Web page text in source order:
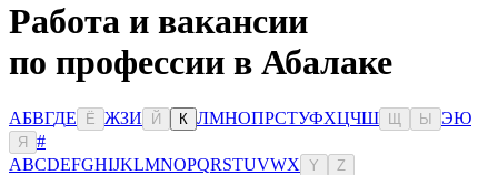
Работа и вакансии
по профессии в Абалаке
АБВГДЕ Ё ЖЗИ Й К ЛМНОПРСТУФХЦЧШ Ы ЭЮ
Я
#
ABCDEFGHIJKLMNOPQRSTUVWX Y Z